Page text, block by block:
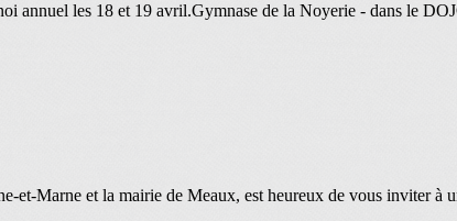
annuel les 18 et 19 avril.Gymnase de la Noyerie - dans le
et-Marne et la mairie de Meaux, est heureux de vous inviter à